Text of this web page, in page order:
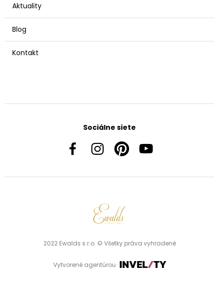
Aktuality
Blog
Kontakt
Sociálne siete
2022 Ewalds s.r.o. © Všetky práva vyhradené
Vytvorené agentúrou